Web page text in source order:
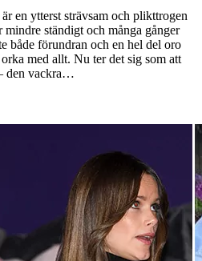
en ytterst strävsam och plikttrogen
ständigt och många gånger
både förundran och en hel del oro
med allt. Nu ter det sig som att
den vackra…